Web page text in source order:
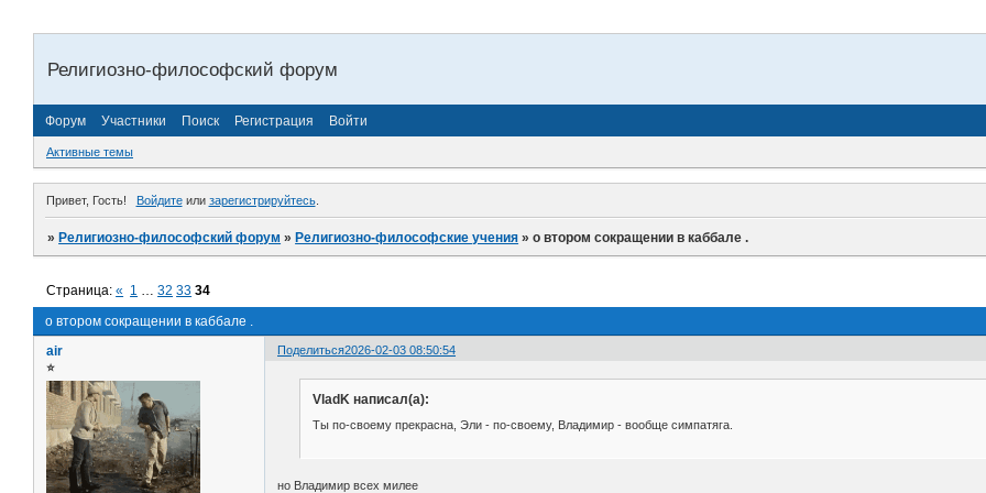
Религиозно-философский форум
Форум Участники Поиск Регистрация Войти
Активные темы
Привет, Гость! Войдитеили зарегистрируйтесь.
»Религиозно-философский форум »Религиозно-философские учения »о втором сокращении в каббале .
о втором сокращении в каббале .
Страница:« 1 … 32 33 34
Поделиться2026-02-03 08:50:54
air
⭐
VladK написал(а):
Ты по-своему прекрасна, Эли - по-своему, Владимир - вообще симпатяга.
но Владимир всех милее